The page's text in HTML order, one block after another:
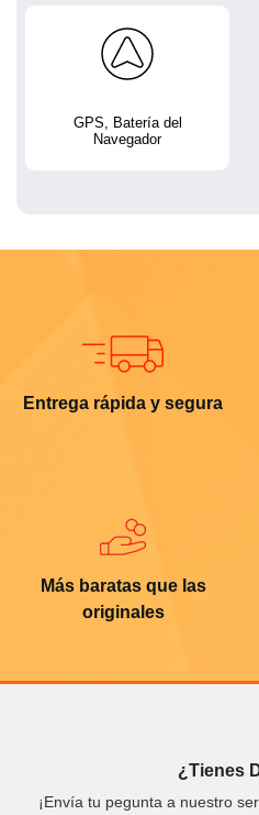
GPS, Batería del
Navegador
Entrega rápida y segura
Más baratas que las
originales
¿Tienes
¡Envía tu pegunta a nuestro